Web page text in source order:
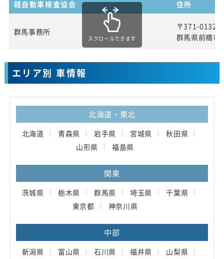
軽自動車検査協会 住所
群馬事務所
〒371-0132
群馬県前橋市
スクロールできます
エリア別 車情報
北海道・東北
北海道 青森県 岩手県 宮城県
秋田県
山形県
福島県
関東
茨城県 栃木県 群馬県 埼玉県
千葉県
東京都
神奈川県
中部
新潟県 富山県 石川県 福井県
山梨県